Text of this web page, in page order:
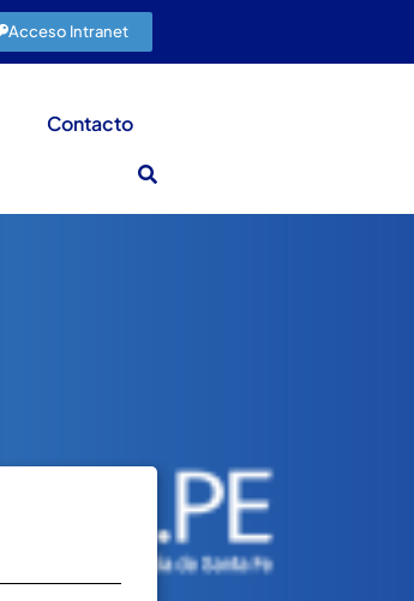
Acceso Intranet
Contacto